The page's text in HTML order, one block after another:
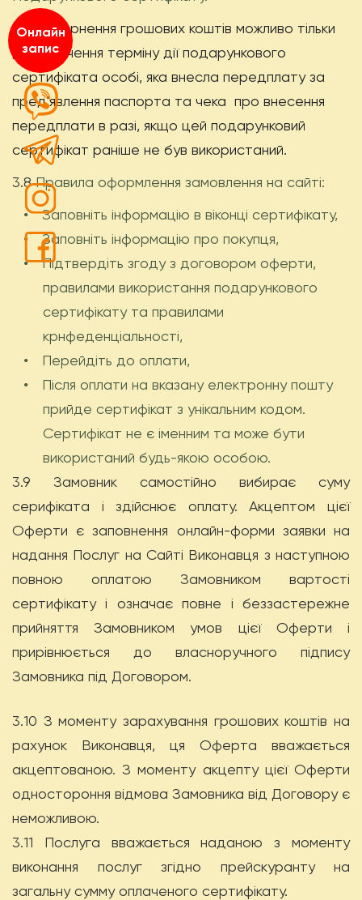
3.7 Повернення грошових коштів можливо тільки
до закінчення терміну дії подарункового
сертифіката особі, яка внесла передплату за
пред'явлення паспорта та чека про внесення
передплати в разі, якщо цей подарунковий
сертифікат раніше не був використаний.
3.8Правила оформлення замовлення на сайті:
• Заповніть інформацію в віконці сертифікату,
• Заповніть інформацію про покупця,
•
Підтвердіть згоду з договором оферти,
правилами використання подарункового
сертифікату та правилами
крнфеденціальності,
• Перейдіть до оплати,
•
Після оплати на вказану електронну пошту
прийде сертифікат з унікальним кодом.
Сертифікат не є іменним та може бути
використаний будь-якою особою.
3.9 Замовник самостійно вибирає суму
серифіката і здійснює оплату. Акцептом цієї
Оферти є заповнення онлайн-форми заявки на
надання Послуг на Сайті Виконавця з наступною
повною оплатою Замовником вартості
сертифікату і означає повне і беззастережне
прийняття Замовником умов цієї Оферти і
прирівнюється до власноручного підпису
Замовника під Договором.
3.10 З моменту зарахування грошових коштів на
рахунок Виконавця, ця Оферта вважається
акцептованою. З моменту акцепту цієї Оферти
одностороння відмова Замовника від Договору є
неможливою.
3.11 Послуга вважається наданою з моменту
виконання послуг згідно прейскуранту на
загальну сумму оплаченого сертифікату.
Онлайн
запис